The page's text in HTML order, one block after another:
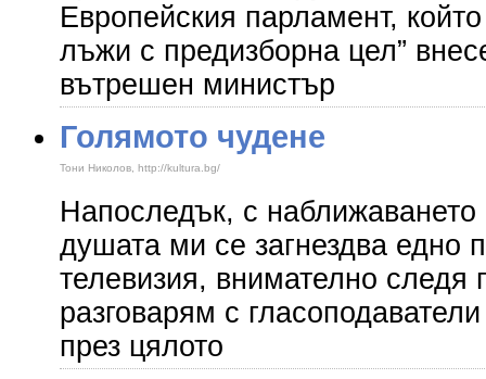
Европейския парламент,
лъжи с предизборна цел”
вътрешен министър
Голямото чудене
Тони Николов, http://kultura.bg/
Напоследък, с
душата ми се загнездва едно
телевизия, внимателно следя
разговарям с
през цялото